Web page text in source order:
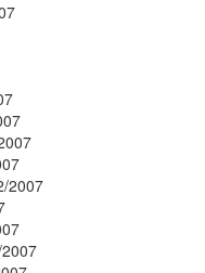
2007